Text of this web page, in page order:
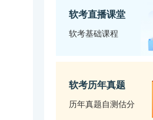
软考直播课堂
软考基础课程
软考历年真题
历年真题自测估分